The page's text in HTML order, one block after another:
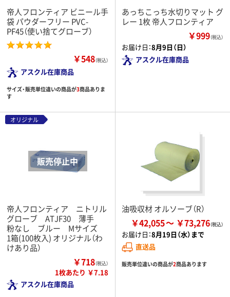
帝人フロンティア ビニール手
袋 パウダーフリー PVC-
PF45（使い捨てグローブ）
￥548（税込）
アスクル在庫商品
サイズ・販売単位違いの商品が3商品ありま
す
あっちこっち水切りマット グ
レー 1枚 帝人フロンティア
￥999（税込）
お届け日：8月9日（日）
アスクル在庫商品
オリジナル
帝人フロンティア ニトリル
グローブ ATJF30 薄手
粉なし ブルー Mサイズ
1箱(100枚入) オリジナル（わ
けあり品）
￥718（税込）
1枚あたり ￥7.18
アスクル在庫商品
油吸収材 オルソーブ（R）
￥42,055 ￥73,276
お届け日：8月19日（水）まで
直送品
販売単位違いの商品が2商品あります